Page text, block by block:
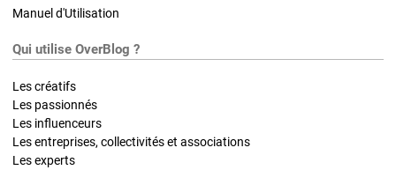
Manuel d'Utilisation
Qui utilise OverBlog ?
Les créatifs
Les passionnés
Les influenceurs
Les entreprises, collectivités et associations
Les experts